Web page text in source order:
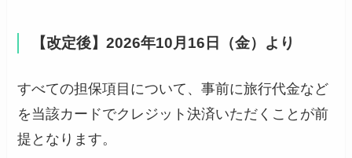
【改定後】2026年10月16日（金）より
すべての担保項目について、事前に旅行代金など
を当該カードでクレジット決済いただくことが前
提となります。